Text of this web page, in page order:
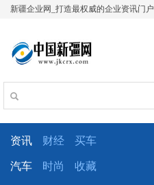
新疆企业网_打造最权威的企业资讯门户
资讯 财经 买车
汽车 时尚 收藏